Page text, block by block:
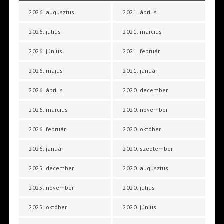
2026. augusztus
2026. július
2026. június
2026. május
2026. április
2026. március
2026. február
2026. január
2025. december
2025. november
2025. október
2021. április
2021. március
2021. február
2021. január
2020. december
2020. november
2020. október
2020. szeptember
2020. augusztus
2020. július
2020. június